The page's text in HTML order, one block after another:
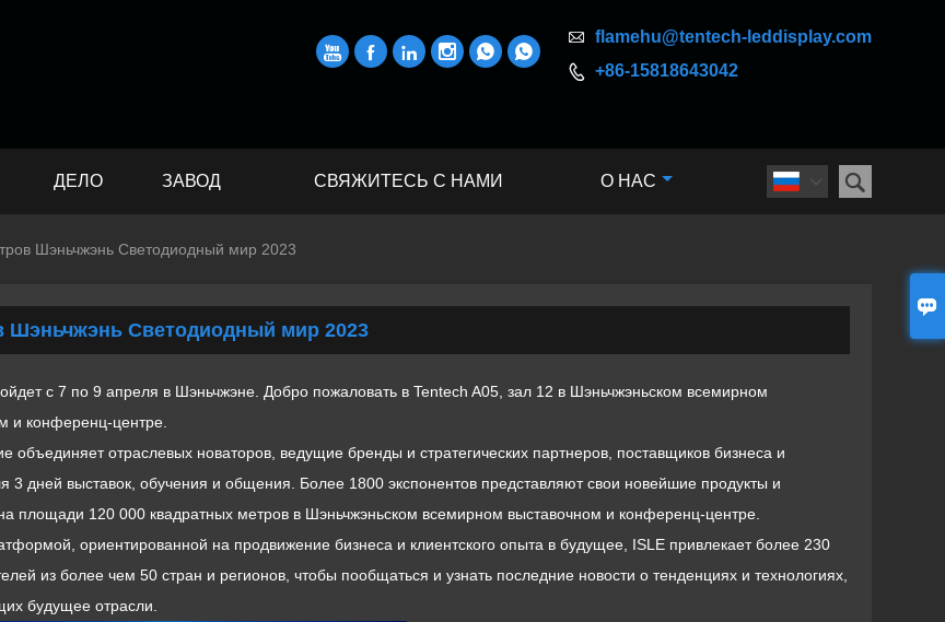

 flamehu@tentech-leddisplay.com
 +86-15818643042
     
 
ДЕЛО ЗАВОД СВЯЖИТЕСЬ С НАМИ О НАС
Шэньчжэнь Светодиодный мир 2023
Шэньчжэнь Светодиодный мир 2023
с 7 по 9 апреля в Шэньчжэне. Добро пожаловать в Tentech A05, зал 12 в Шэньчжэньском всемирном
и конференц-центре.
объединяет отраслевых новаторов, ведущие бренды и стратегических партнеров, поставщиков бизнеса и
3 дней выставок, обучения и общения. Более 1800 экспонентов представляют свои новейшие продукты и
площади 120 000 квадратных метров в Шэньчжэньском всемирном выставочном и конференц-центре.
ориентированной на продвижение бизнеса и клиентского опыта в будущее, ISLE привлекает более 230
из более чем 50 стран и регионов, чтобы пообщаться и узнать последние новости о тенденциях и технологиях,
будущее отрасли.